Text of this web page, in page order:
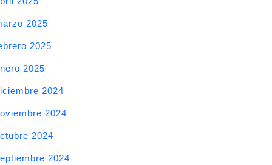
2025
2025
2025
2024
2024
2024
2024